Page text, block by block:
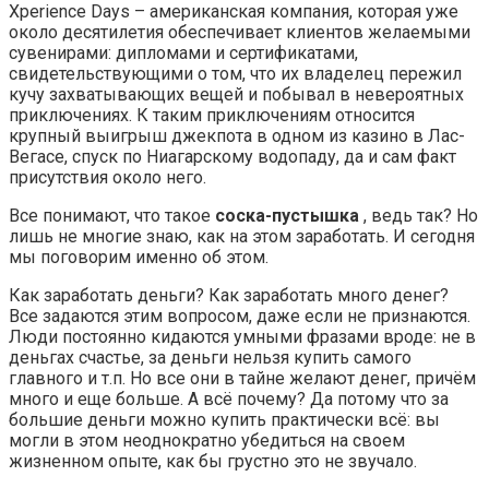
Xperience Days – американская компания, которая уже
около десятилетия обеспечивает клиентов желаемыми
сувенирами: дипломами и сертификатами,
свидетельствующими о том, что их владелец пережил
кучу захватывающих вещей и побывал в невероятных
приключениях. К таким приключениям относится
крупный выигрыш джекпота в одном из казино в Лас-
Вегасе, спуск по Ниагарскому водопаду, да и сам факт
присутствия около него.
Все понимают, что такое соска-пустышка , ведь так? Но
лишь не многие знаю, как на этом заработать. И сегодня
мы поговорим именно об этом.
Как заработать деньги? Как заработать много денег?
Все задаются этим вопросом, даже если не признаются.
Люди постоянно кидаются умными фразами вроде: не в
деньгах счастье, за деньги нельзя купить самого
главного и т.п. Но все они в тайне желают денег, причём
много и еще больше. А всё почему? Да потому что за
большие деньги можно купить практически всё: вы
могли в этом неоднократно убедиться на своем
жизненном опыте, как бы грустно это не звучало.